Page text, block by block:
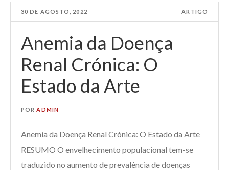
30 DE AGOSTO, 2022 ARTIGO
Anemia da Doença
Renal Crónica: O
Estado da Arte
PORADMIN
Anemia da Doença Renal Crónica: O Estado da Arte
RESUMO O envelhecimento populacional tem-se
traduzido no aumento de prevalência de doenças